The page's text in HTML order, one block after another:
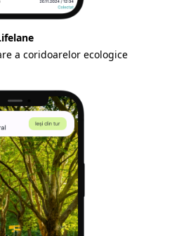
a coridoarelor ecologice